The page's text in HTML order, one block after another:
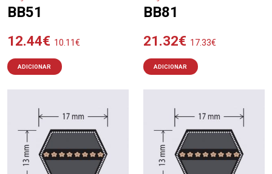
BB51
12.44€ 10.11€
ADICIONAR
BB81
21.32€ 17.33€
ADICIONAR